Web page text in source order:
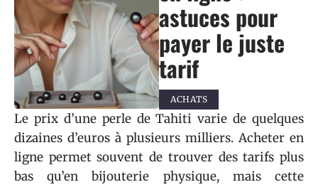
astuces pour
payer le juste
tarif
ACHATS
Le prix d’une perle de Tahiti varie de quelques
dizaines d’euros à plusieurs milliers. Acheter en
ligne permet souvent de trouver des tarifs plus
bas qu’en bijouterie physique, mais cette